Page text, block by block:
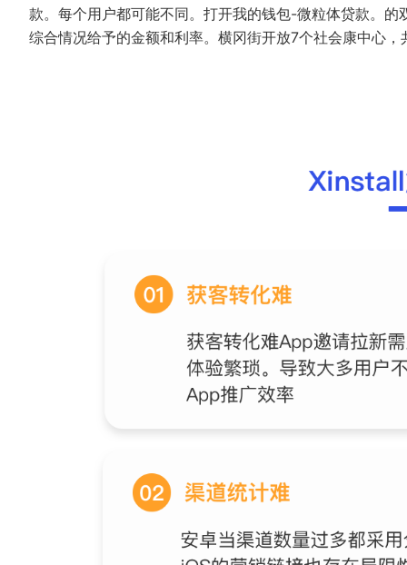
款。每个用户都可能不同。打开我的钱包-微粒体贷款。
综合情况给予的金额和利率。横冈街开放7个社会康中心